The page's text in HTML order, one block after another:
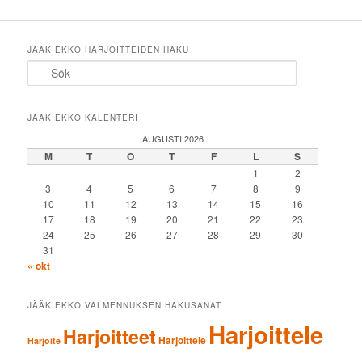
JÄÄKIEKKO HARJOITTEIDEN HAKU
JÄÄKIEKKO KALENTERI
AUGUSTI 2026
M T O T F L S
1
2
3
4 5 6 7 8
9
10
11 12 13 14 15
16
17
18 19 20 21 22
23
24
25 26 27 28 29
30
31
« okt
JÄÄKIEKKO VALMENNUKSEN HAKUSANAT
Harjoite Harjoitteet Harjoittele Harjoittele